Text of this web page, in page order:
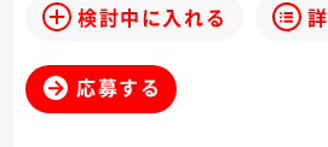
検討中に入れる
応募する